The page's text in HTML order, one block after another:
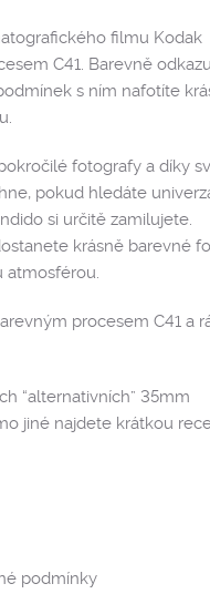
filmu Kodak
C41. Barevně
s ním nafotíte
fotografy a díky
pokud hledáte
si určitě zamilujete.
krásně barevné
atmosférou.
procesem C41 a
“alternativních” 35mm
jiné najdete krátkou
podmínky